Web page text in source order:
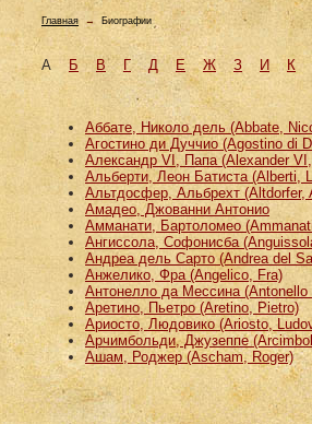
Главная→ Биографии
АБ В Г Д Е Ж З И К
Аббате, Николо дель (Abbate,
Агостино ди Дуччио (Agostino di
Александр VI, Папа (Alexander
Альберти, Леон Батиста (Alberti,
Альтдосфер, Альбрехт (Altdorfer,
Амадео, Джованни Антонио
Амманати, Бартоломео
Ангиссола, Софонисба
Андреа дель Сарто (Andrea del
Анжелико, Фра (Angelico, Fra)
Антонелло да Мессина (Antonello
Аретино, Пьетро (Aretino, Pietro)
Ариосто, Людовико (Ariosto,
Арчимбольди, Джузеппе
Ашам, Роджер (Ascham, Roger)